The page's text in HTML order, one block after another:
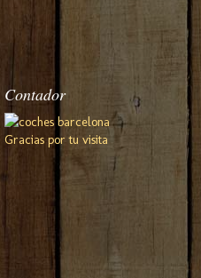
Contador
Gracias por tu visita